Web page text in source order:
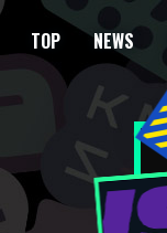
TOP NEWS